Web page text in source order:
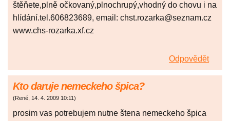
štěňete,plně očkovaný,plnochrupý,vhodný do chovu i na
hlídání.tel.606823689, email: chst.rozarka@seznam.cz
www.chs-rozarka.xf.cz
Odpovědět
Kto daruje nemeckeho špica?
(René, 14. 4. 2009 10:11)
prosim vas potrebujem nutne štena nemeckeho špica